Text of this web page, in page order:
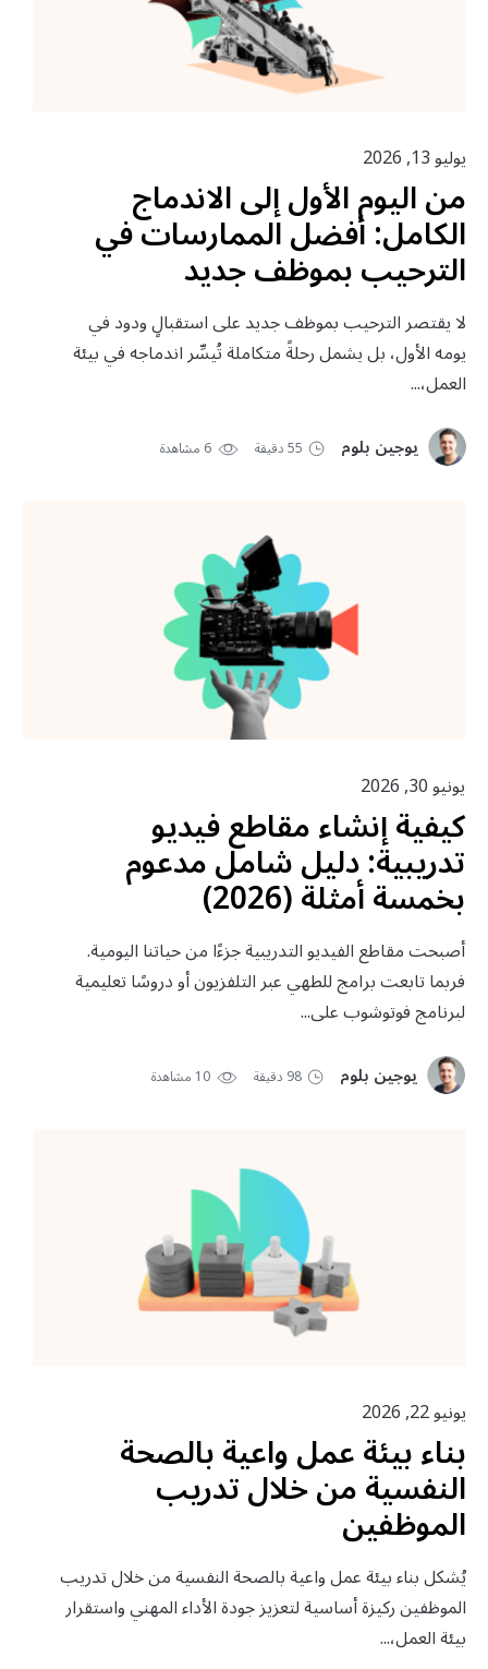
يوليو 13, 2026
من اليوم الأول إلى الاندماج
الكامل: أفضل الممارسات في
الترحيب بموظف جديد
لا يقتصر الترحيب بموظف جديد على استقبالٍ ودود في
يومه الأول، بل يشمل رحلةً متكاملة تُيسِّر اندماجه في بيئة
العمل،...
يوجين بلوم 55 دقيقة 6 مشاهدة
يونيو 30, 2026
كيفية إنشاء مقاطع فيديو
تدريبية: دليل شامل مدعوم
بخمسة أمثلة (2026)
أصبحت مقاطع الفيديو التدريبية جزءًا من حياتنا اليومية.
فربما تابعت برامج للطهي عبر التلفزيون أو دروسًا تعليمية
لبرنامج فوتوشوب على...
يوجين بلوم 98 دقيقة 10 مشاهدة
يونيو 22, 2026
بناء بيئة عمل واعية بالصحة
النفسية من خلال تدريب
الموظفين
يُشكل بناء بيئة عمل واعية بالصحة النفسية من خلال تدريب
الموظفين ركيزة أساسية لتعزيز جودة الأداء المهني واستقرار
بيئة العمل،...